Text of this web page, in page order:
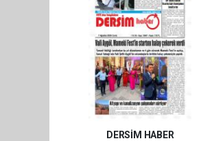
DERSİM HABER